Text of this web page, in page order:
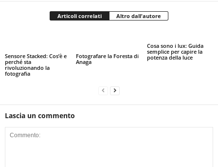
Articoli correlati Altro dall'autore
Sensore Stacked: Cos’è e
perché sta
rivoluzionando la
fotografia
Fotografare la Foresta di
Anaga
Cosa sono i lux: Guida
semplice per capire la
potenza della luce
Lascia un commento